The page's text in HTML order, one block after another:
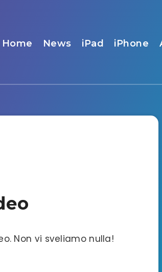
Home News iPad iPhone
Non vi sveliamo nulla!